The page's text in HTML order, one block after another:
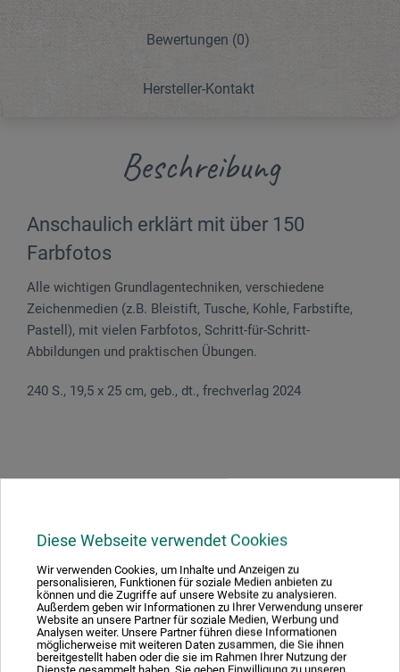
Diese Webseite verwendet Cookies
Wir verwenden Cookies, um Inhalte und Anzeigen zu
personalisieren, Funktionen für soziale Medien anbieten zu
können und die Zugriffe auf unsere Website zu analysieren.
Außerdem geben wir Informationen zu Ihrer Verwendung unserer
Website an unsere Partner für soziale Medien, Werbung und
Analysen weiter. Unsere Partner führen diese Informationen
möglicherweise mit weiteren Daten zusammen, die Sie ihnen
bereitgestellt haben oder die sie im Rahmen Ihrer Nutzung der
Dienste gesammelt haben. Sie geben Einwilligung zu unseren
Bewertungen (0)
Hersteller-Kontakt
Beschreibung
Anschaulich erklärt mit über 150
Farbfotos
Alle wichtigen Grundlagentechniken, verschiedene
Zeichenmedien (z.B. Bleistift, Tusche, Kohle, Farbstifte,
Pastell), mit vielen Farbfotos, Schritt-für-Schritt-
Abbildungen und praktischen Übungen.
240 S., 19,5 x 25 cm, geb., dt., frechverlag 2024